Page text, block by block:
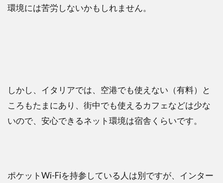
環境には苦労しないかもしれません。
しかし、イタリアでは、空港でも使えない（有料）と
ころもたまにあり、街中でも使えるカフェなどは少な
いので、安心できるネット環境は宿舎くらいです。
ポケットWi-Fiを持参している人は別ですが、インター